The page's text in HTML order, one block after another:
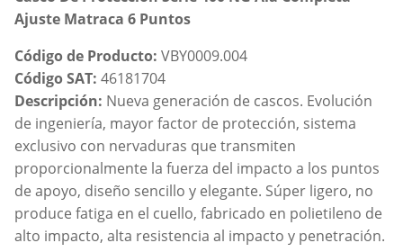
Ajuste Matraca 6 Puntos
Código de Producto: VBY0009.004
Código SAT: 46181704
Descripción: Nueva generación de cascos. Evolución
de ingeniería, mayor factor de protección, sistema
exclusivo con nervaduras que transmiten
proporcionalmente la fuerza del impacto a los puntos
de apoyo, diseño sencillo y elegante. Súper ligero, no
produce fatiga en el cuello, fabricado en polietileno de
alto impacto, alta resistencia al impacto y penetración.